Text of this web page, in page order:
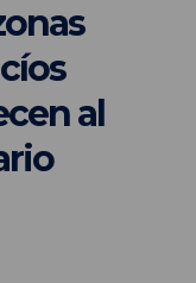
al